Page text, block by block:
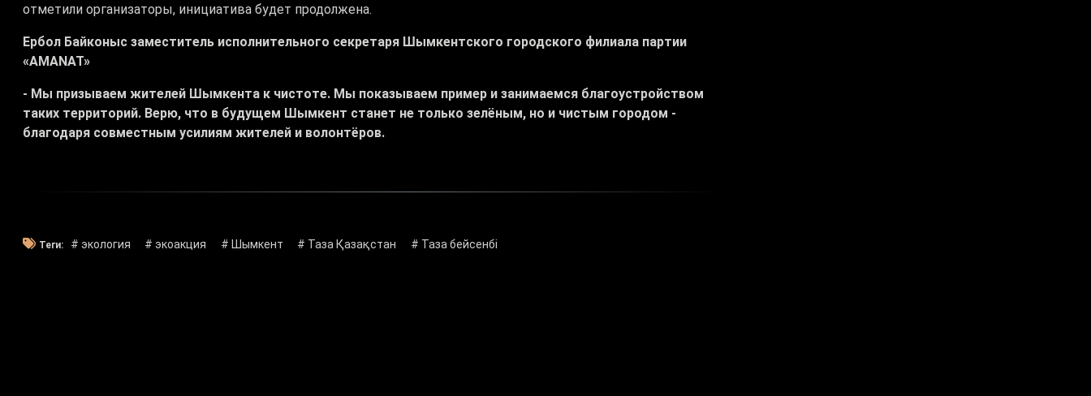
отметили организаторы, инициатива будет продолжена.
Ербол Байконыс заместитель исполнительного секретаря Шымкентского городского филиала партии
«AMANAT»
- Мы призываем жителей Шымкента к чистоте. Мы показываем пример и занимаемся благоустройством
таких территорий. Верю, что в будущем Шымкент станет не только зелёным, но и чистым городом -
благодаря совместным усилиям жителей и волонтёров.
Теги: # экология # экоакция # Шымкент # Таза Қазақстан # Таза бейсенбі